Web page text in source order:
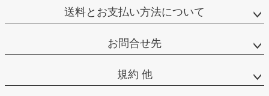
送料とお支払い方法について
お問合せ先
規約 他